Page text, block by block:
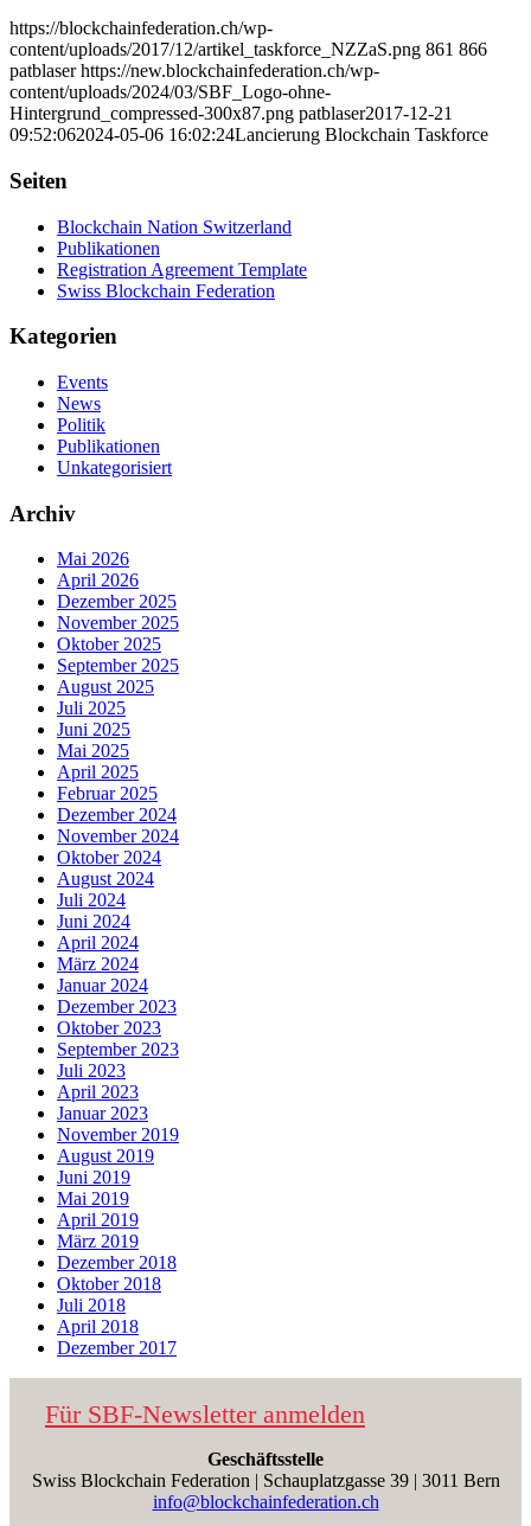
https://blockchainfederation.ch/wp-
content/uploads/2017/12/artikel_taskforce_NZZaS.png 861 866
patblaser https://new.blockchainfederation.ch/wp-
content/uploads/2024/03/SBF_Logo-ohne-
Hintergrund_compressed-300x87.png patblaser2017-12-21
09:52:062024-05-06 16:02:24Lancierung Blockchain Taskforce
Seiten
Blockchain Nation Switzerland
Publikationen
Registration Agreement Template
Swiss Blockchain Federation
Kategorien
Events
News
Politik
Publikationen
Unkategorisiert
Archiv
Mai 2026
April 2026
Dezember 2025
November 2025
Oktober 2025
September 2025
August 2025
Juli 2025
Juni 2025
Mai 2025
April 2025
Februar 2025
Dezember 2024
November 2024
Oktober 2024
August 2024
Juli 2024
Juni 2024
April 2024
März 2024
Januar 2024
Dezember 2023
Oktober 2023
September 2023
Juli 2023
April 2023
Januar 2023
November 2019
August 2019
Juni 2019
Mai 2019
April 2019
März 2019
Dezember 2018
Oktober 2018
Juli 2018
April 2018
Dezember 2017
Für SBF-Newsletter anmelden
Geschäftsstelle
Swiss Blockchain Federation | Schauplatzgasse 39 | 3011 Bern
info@blockchainfederation.ch